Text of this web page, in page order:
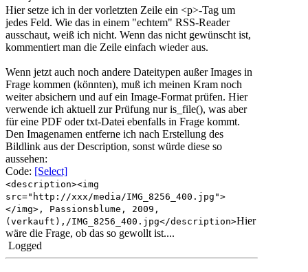
Hier setze ich in der vorletzten Zeile ein <p>-Tag um
jedes Feld. Wie das in einem "echtem" RSS-Reader
ausschaut, weiß ich nicht. Wenn das nicht gewünscht ist,
kommentiert man die Zeile einfach wieder aus.
Wenn jetzt auch noch andere Dateitypen außer Images in
Frage kommen (könnten), muß ich meinen Kram noch
weiter absichern und auf ein Image-Format prüfen. Hier
verwende ich aktuell zur Prüfung nur is_file(), was aber
für eine PDF oder txt-Datei ebenfalls in Frage kommt.
Den Imagenamen entferne ich nach Erstellung des
Bildlink aus der Description, sonst würde diese so
aussehen:
Code: [Select]
<description><img
src="http://xxx/media/IMG_8256_400.jpg">
</img>, Passionsblume, 2009,
(verkauft),/IMG_8256_400.jpg</description>Hier
wäre die Frage, ob das so gewollt ist....
Logged